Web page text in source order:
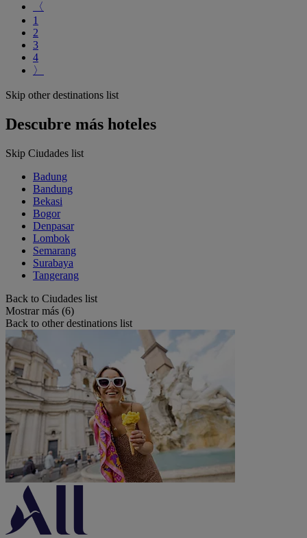
〈
1
2
3
4
〉
Skip other destinations list
Descubre más hoteles
Skip Ciudades list
Badung
Bandung
Bekasi
Bogor
Denpasar
Lombok
Semarang
Surabaya
Tangerang
Back to Ciudades list
Mostrar más (6)
Back to other destinations list